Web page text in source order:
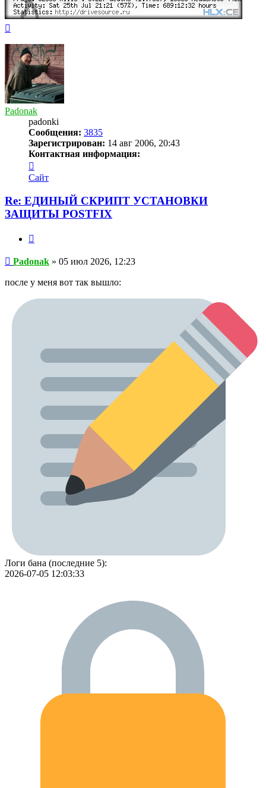
началу
Padonak
padonki
Сообщения: 3835
Зарегистрирован: 14 авг 2006, 20:43
Контактная информация:
информация
пользователя
Padonak
Сайт
Re: ЕДИНЫЙ СКРИПТ УСТАНОВКИ
ЗАЩИТЫ POSTFIX
Сообщение
Padonak » 05 июл 2026, 12:23
после у меня вот так вышло:
Логи бана (последние 5):
2026-07-05 12:03:33